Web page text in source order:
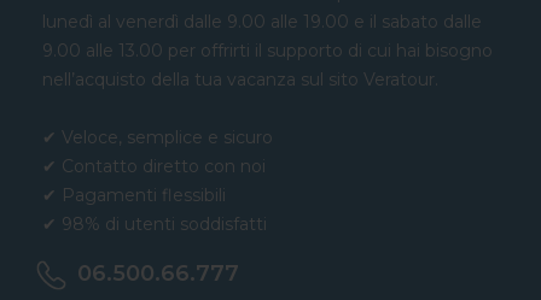
lunedì al venerdì dalle 9.00 alle 19.00 e il sabato dalle
9.00 alle 13.00 per offrirti il supporto di cui hai bisogno
nell’acquisto della tua vacanza sul sito Veratour.
✔ Veloce, semplice e sicuro
✔ Contatto diretto con noi
✔ Pagamenti flessibili
✔ 98% di utenti soddisfatti
06.500.66.777